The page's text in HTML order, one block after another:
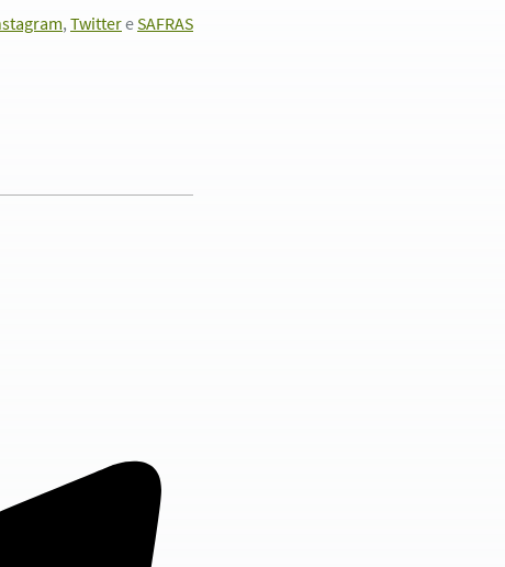
, TwittereSAFRAS